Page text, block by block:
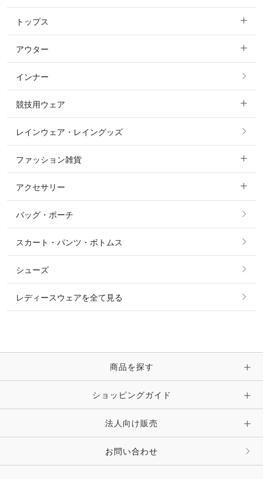
すべてのキュロット
フルグリップ・尻革 キュロット
ニーグリップ・膝革 キュロット
トップス
すべてのトップス
ポロシャツ
カットソー・Tシャツ・タンクトップ
パーカー・トレーナー・スウェット
ニット・セーター
シャツ・ブラウス・ワンピース
アウター
すべてのアウター
コート
ジャケット・ブルゾン
その他 アウター
インナー
競技用ウェア
すべての競技用ウェア
ショージャケット
ショーシャツ
レインウェア・レイングッズ
ファッション雑貨
すべてのファッション雑貨
ソックス
ベルト
マフラー・スカーフ・ストール・スヌード
時計・財布・キーケース・革小物
キーホルダー・チャーム・ストラップ
その他 ファッション雑貨
アクセサリー
すべてのアクセサリー
リング
ピアス・イヤリング
ピン・ブローチ・コサージュ
その他 アクセサリー
バッグ・ポーチ
スカート・パンツ・ボトムス
シューズ
レディースウェアを全て見る
商品を探す
ショッピングガイド
法人向け販売
お問い合わせ